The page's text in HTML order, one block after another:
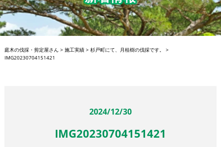
庭木の伐採・剪定屋さん > 施工実績> 杉戸町にて、月桂樹の伐採です。
>
IMG20230704151421
2024/12/30
IMG20230704151421